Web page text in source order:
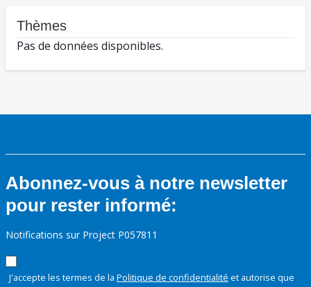
Thèmes
Pas de données disponibles.
Abonnez-vous à notre newsletter
pour rester informé:
Notifications sur Project P057811
J'accepte les termes de la Politique de confidentialité et autorise que